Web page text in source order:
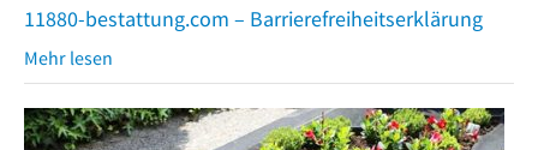
11880-bestattung.com – Barrierefreiheitserklärung
Mehr lesen